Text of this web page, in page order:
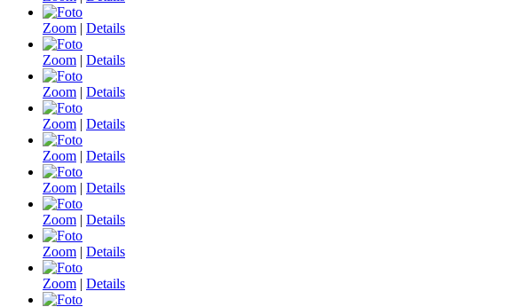
Zoom | Details
Zoom | Details
Zoom | Details
Zoom | Details
Zoom | Details
Zoom | Details
Zoom | Details
Zoom | Details
Zoom | Details